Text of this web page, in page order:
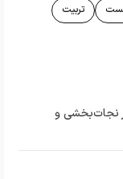
تربیت
نجات‌بخشی و